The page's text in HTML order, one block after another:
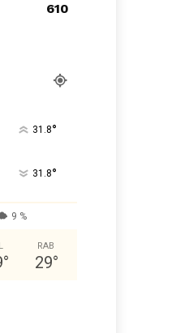
610
31.8°
31.8°
9 %
°
RAB
29°